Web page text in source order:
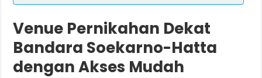
Venue Pernikahan Dekat
Bandara Soekarno-Hatta
dengan Akses Mudah